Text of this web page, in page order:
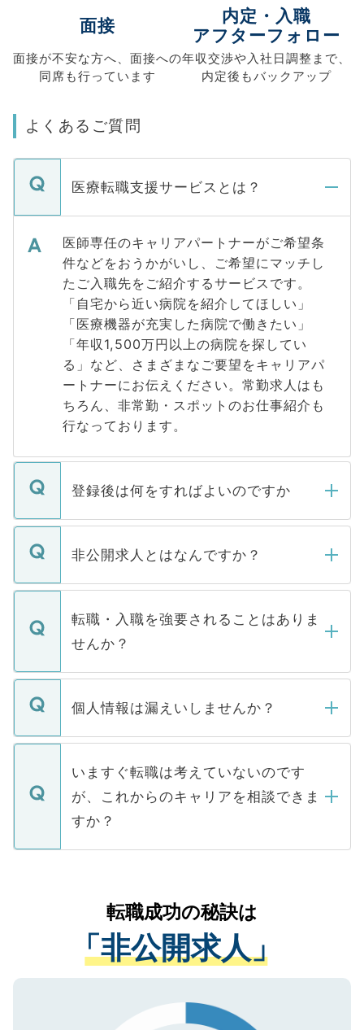
面接
面接が不安な方へ、 面接への
同席も行っています
内定・入職
アフターフォロー
年収交渉や入社日調整まで、
内定後もバックアップ
よくあるご質問
医療転職支援サービスとは？
医師専任のキャリアパートナーがご希望条
件などをおうかがいし、ご希望にマッチし
たご入職先をご紹介するサービスです。
「自宅から近い病院を紹介してほしい」
「医療機器が充実した病院で働きたい」
「年収1,500万円以上の病院を探してい
る」など、さまざまなご要望をキャリアパ
ートナーにお伝えください。常勤求人はも
ちろん、非常勤・スポットのお仕事紹介も
行なっております。
登録後は何をすればよいのですか
ご登録いただきましたら、弊社担当者がご
登録内容を確認し、その後メールもしくは
ます。通常、5営業日以内にはご連絡をせて
いただきますので、しばらくお待ちくださ
い。
非公開求人とはなんですか？
マイナビDOCTORで取り扱っている求人の
うち約3割は、Webサイトからご覧いただ
けない「非公開求人」です。非公開求人は
下記の理由によって、一般には公開してい
ません。
■応募殺到を避けるため 人気のある医療機
関を公にしてしまうと、応募が殺到する場
に、医療機関が求める条件に合った人材の
みを人材紹介会社に依頼するケースが増え
ています。
転職・入職を強要されることはありま
せんか？
転職・入職を強要することは一切ありませ
ん。また、仮に応募先から内定をいただい
定を承諾する必要はありません。内定先へ
の辞退の連絡はキャリアパートナーが行い
ますので、ご安心ください。
個人情報は漏えいしませんか？
個人情報が漏えいすることはありませんの
で、ご安心ください。当サイトからの登録
などで収集したご登録者様の個人情報は、
ご本人のキャリアアップおよび転職活動の
支援を目的に使用いたします。お預かりし
ているすべての個人データはご本人の許可
は、個人情報の取り扱いについての厳密な
管理基準を満たした事業者のみに付与され
る、プライバシーマークを取得済みです。
ご登録いただいた個人情報は、SSL（デー
で、機密保持に関してもご安心ください。
いますぐ転職は考えていないのです
が、これからのキャリアを相談できま
すか？
かがいして、現在の医療機関の状況や紹介
経験をまじえながら、適切なアドバイスを
させていただきます。すぐにご転職をされ
ない方には、長期的なサポートが可能です
ので、まずはご登録ください。
転職成功の秘訣は
「非公開求人」